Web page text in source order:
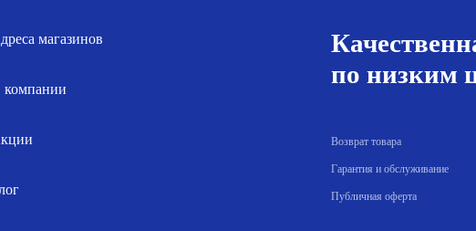
магазинов
по низким
Возврат товара
Гарантия и обслуживание
Публичная оферта